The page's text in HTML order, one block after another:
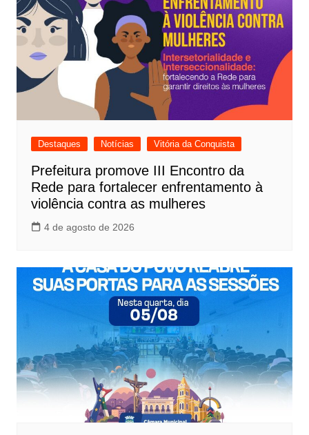
Destaques Notícias Vitória da Conquista
Prefeitura promove III Encontro da
Rede para fortalecer enfrentamento à
violência contra as mulheres
4 de agosto de 2026